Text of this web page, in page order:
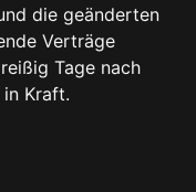
die geänderten
Verträge
Tage nach
Kraft.